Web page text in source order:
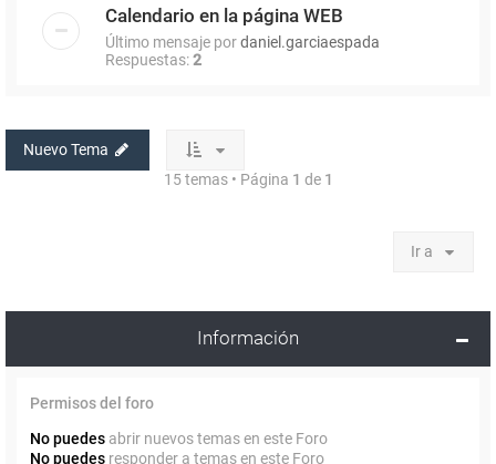
Calendario en la página WEB
Último mensaje pordaniel.garciaespada
Respuestas:2
Nuevo Tema
15 temas • Página 1 de 1
Ir a
Información
Permisos del foro
No puedes abrir nuevos temas en este Foro
No puedes responder a temas en este Foro